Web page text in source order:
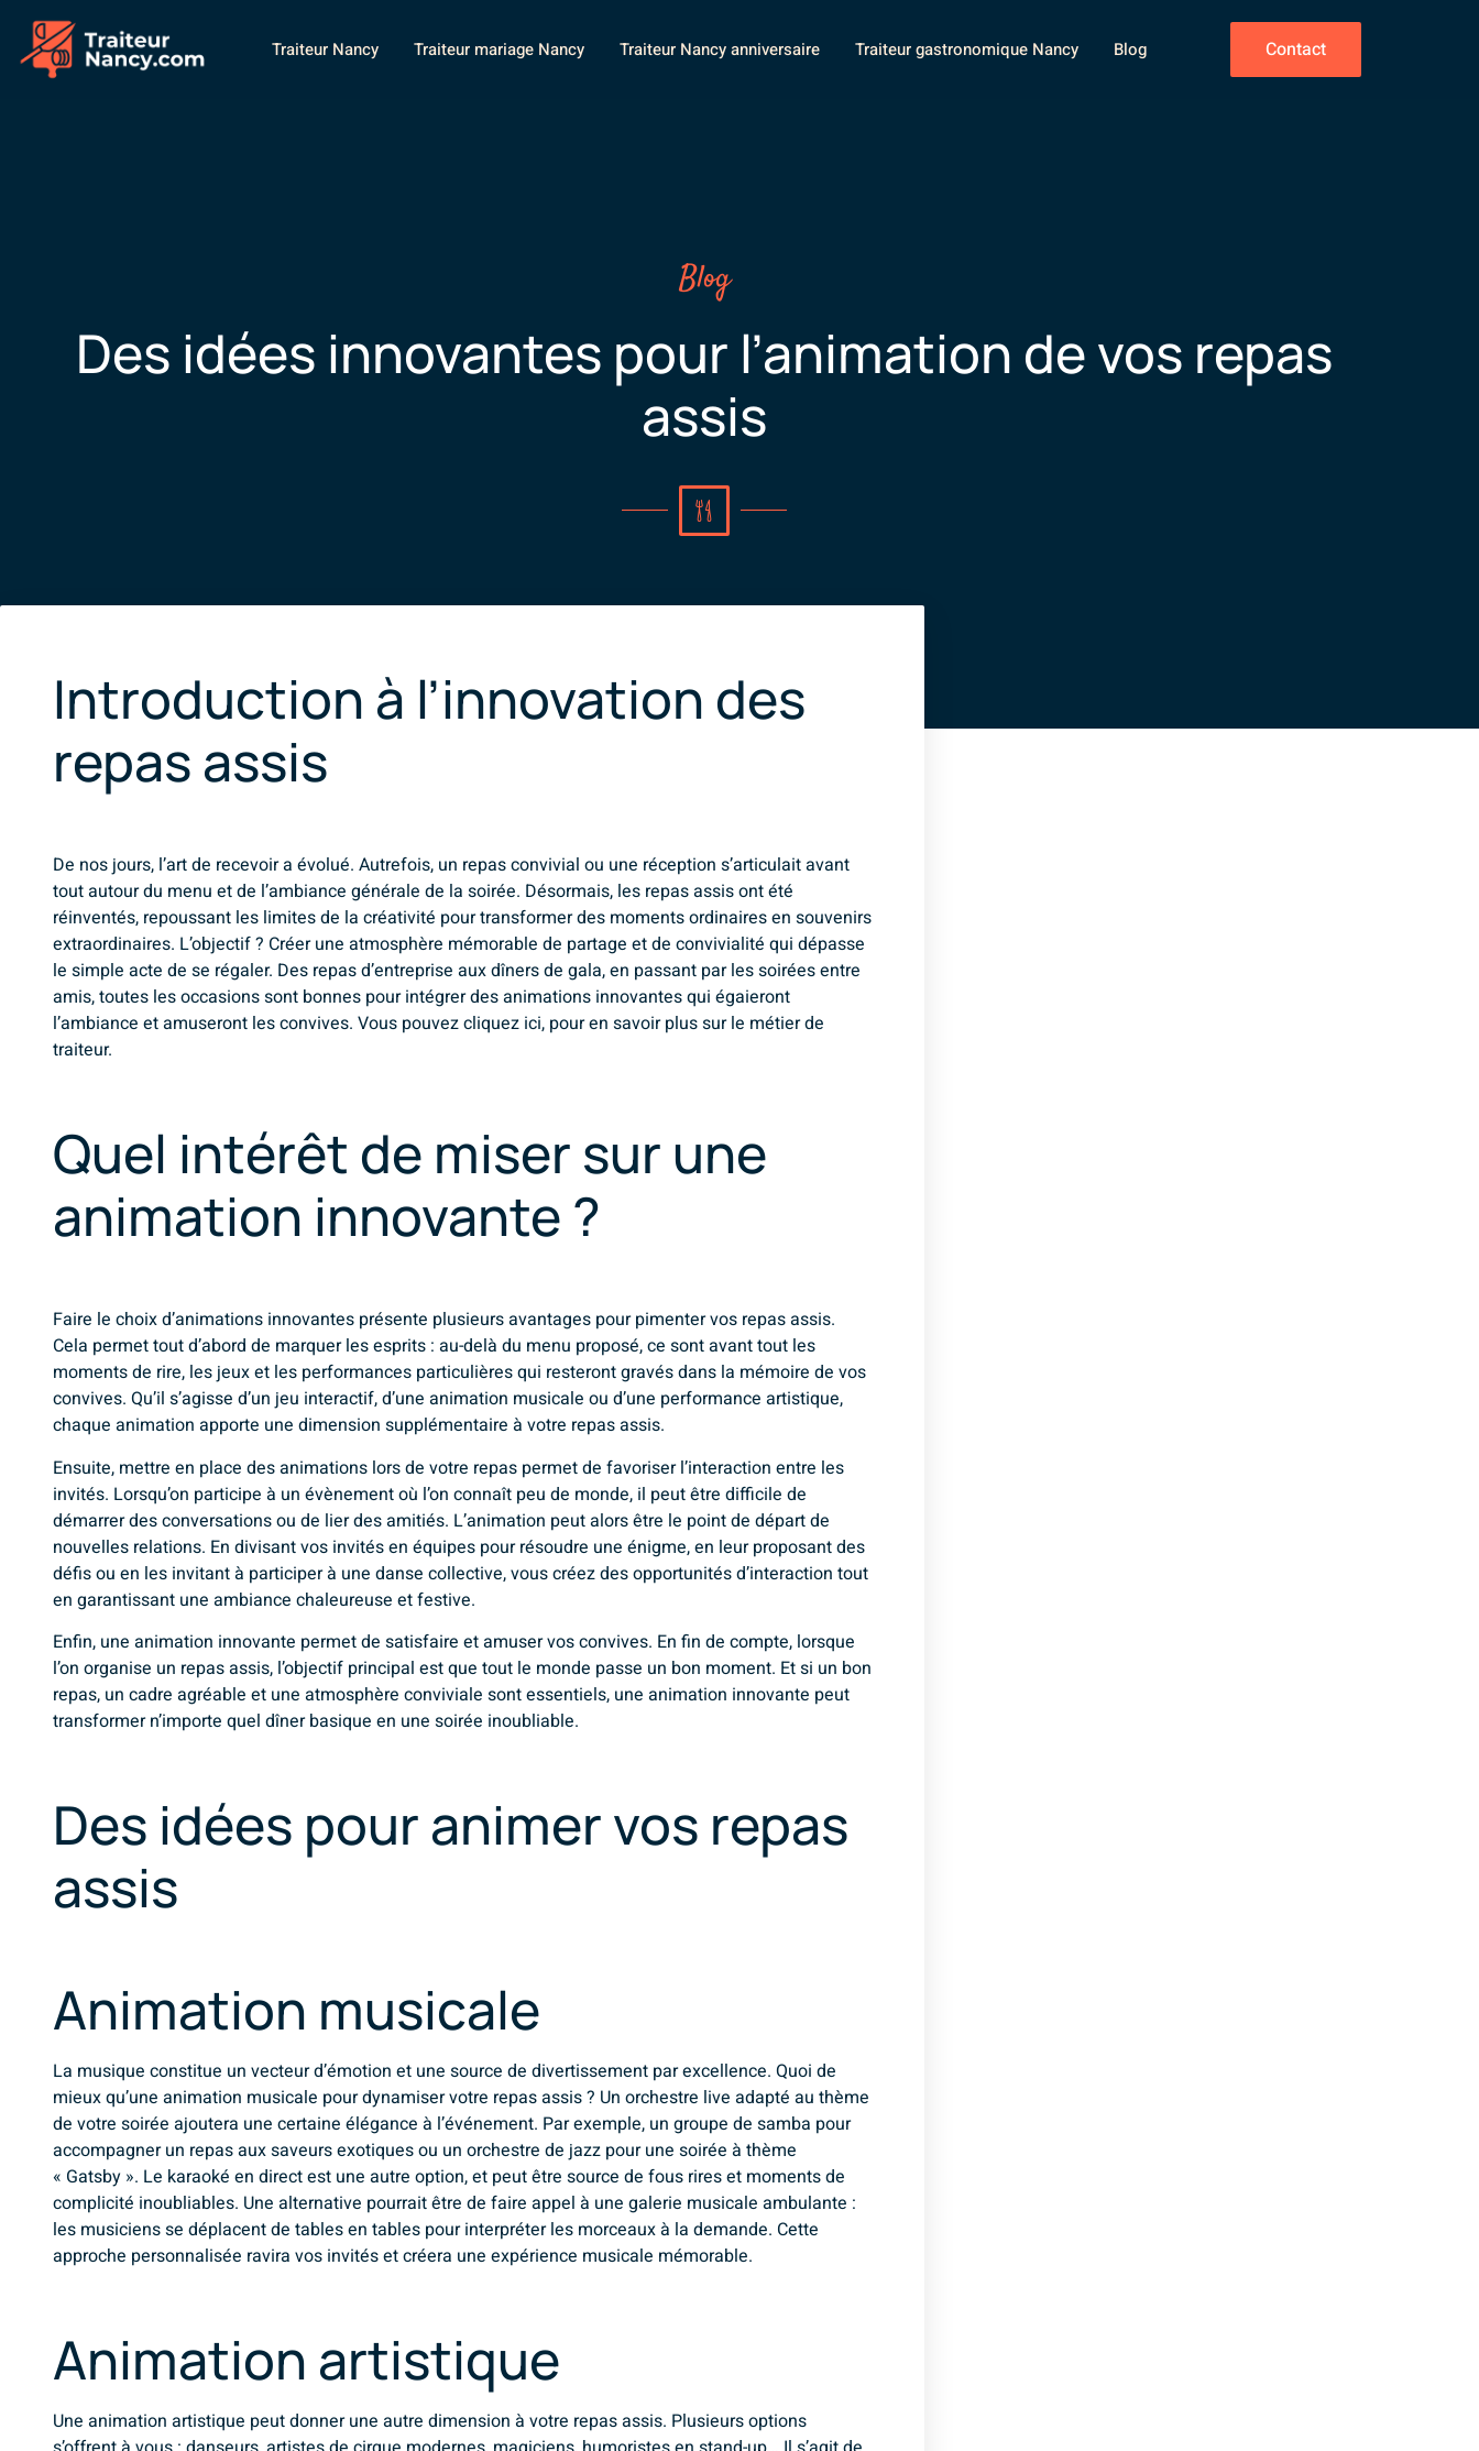
Traiteur Nancy Traiteur mariage Nancy Traiteur Nancy anniversaire Traiteur gastronomique Nancy Blog Contact
Blog
Des idées innovantes pour l’animation de vos repas
assis
Introduction à l’innovation des
repas assis
De nos jours, l’art de recevoir a évolué. Autrefois, un repas convivial ou une réception s’articulait avant
tout autour du menu et de l’ambiance générale de la soirée. Désormais, les repas assis ont été
réinventés, repoussant les limites de la créativité pour transformer des moments ordinaires en souvenirs
extraordinaires. L’objectif ? Créer une atmosphère mémorable de partage et de convivialité qui dépasse
le simple acte de se régaler. Des repas d’entreprise aux dîners de gala, en passant par les soirées entre
amis, toutes les occasions sont bonnes pour intégrer des animations innovantes qui égaieront
l’ambiance et amuseront les convives. Vous pouvez cliquez ici, pour en savoir plus sur le métier de
traiteur.
Quel intérêt de miser sur une
animation innovante ?
Faire le choix d’animations innovantes présente plusieurs avantages pour pimenter vos repas assis.
Cela permet tout d’abord de marquer les esprits : au-delà du menu proposé, ce sont avant tout les
moments de rire, les jeux et les performances particulières qui resteront gravés dans la mémoire de vos
convives. Qu’il s’agisse d’un jeu interactif, d’une animation musicale ou d’une performance artistique,
chaque animation apporte une dimension supplémentaire à votre repas assis.
Ensuite, mettre en place des animations lors de votre repas permet de favoriser l’interaction entre les
invités. Lorsqu’on participe à un évènement où l’on connaît peu de monde, il peut être difficile de
démarrer des conversations ou de lier des amitiés. L’animation peut alors être le point de départ de
nouvelles relations. En divisant vos invités en équipes pour résoudre une énigme, en leur proposant des
défis ou en les invitant à participer à une danse collective, vous créez des opportunités d’interaction tout
en garantissant une ambiance chaleureuse et festive.
Enfin, une animation innovante permet de satisfaire et amuser vos convives. En fin de compte, lorsque
l’on organise un repas assis, l’objectif principal est que tout le monde passe un bon moment. Et si un bon
repas, un cadre agréable et une atmosphère conviviale sont essentiels, une animation innovante peut
transformer n’importe quel dîner basique en une soirée inoubliable.
Des idées pour animer vos repas
assis
Animation musicale
La musique constitue un vecteur d’émotion et une source de divertissement par excellence. Quoi de
mieux qu’une animation musicale pour dynamiser votre repas assis ? Un orchestre live adapté au thème
de votre soirée ajoutera une certaine élégance à l’événement. Par exemple, un groupe de samba pour
accompagner un repas aux saveurs exotiques ou un orchestre de jazz pour une soirée à thème
« Gatsby ». Le karaoké en direct est une autre option, et peut être source de fous rires et moments de
complicité inoubliables. Une alternative pourrait être de faire appel à une galerie musicale ambulante :
les musiciens se déplacent de tables en tables pour interpréter les morceaux à la demande. Cette
approche personnalisée ravira vos invités et créera une expérience musicale mémorable.
Animation artistique
Une animation artistique peut donner une autre dimension à votre repas assis. Plusieurs options